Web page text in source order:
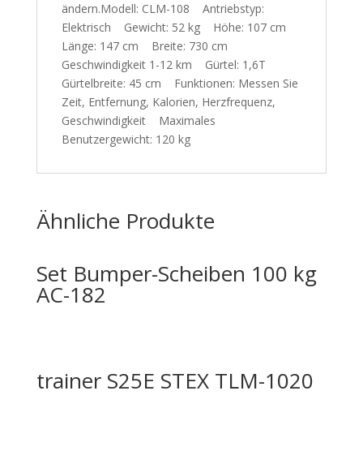
ändern.Modell: CLM-108 Antriebstyp:
Elektrisch Gewicht: 52 kg Höhe: 107 cm
Länge: 147 cm Breite: 730 cm
Geschwindigkeit 1-12 km Gürtel: 1,6T
Gürtelbreite: 45 cm Funktionen: Messen Sie
Zeit, Entfernung, Kalorien, Herzfrequenz,
Geschwindigkeit Maximales
Benutzergewicht: 120 kg
Ähnliche Produkte
Set Bumper-Scheiben 100 kg
AC-182
trainer S25E STEX TLM-1020